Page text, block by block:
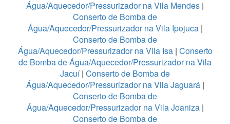
Água/Aquecedor/Pressurizador na Vila Mendes |
Conserto de Bomba de
Água/Aquecedor/Pressurizador na Vila Ipojuca|
Conserto de Bomba de
Água/Aquecedor/Pressurizador na Vila Isa| Conserto
de Bomba de Água/Aquecedor/Pressurizador na Vila
Jacuí| Conserto de Bomba de
Água/Aquecedor/Pressurizador na Vila Jaguará|
Conserto de Bomba de
Água/Aquecedor/Pressurizador na Vila Joaniza|
Conserto de Bomba de